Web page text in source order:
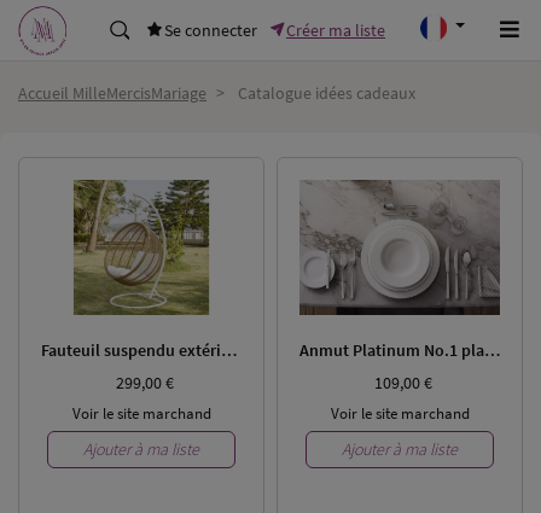
Se connecter Créer ma liste
Accueil MilleMercisMariage > Catalogue idées cadeaux
Fauteuil suspendu extérieur en résine tressée
299,00 €
Voir le site marchand
Ajouter à ma liste
Anmut Platinum No.1 plat rond, plat - V&B
109,00 €
Voir le site marchand
Ajouter à ma liste